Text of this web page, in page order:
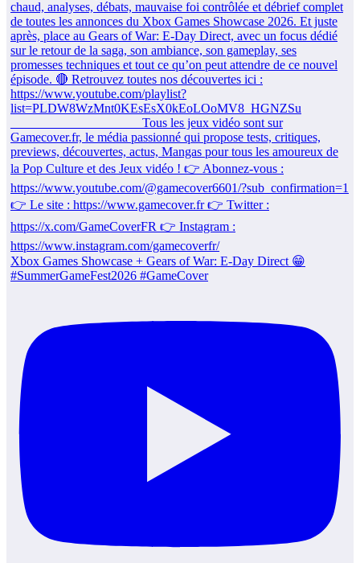
Xbox Games Showcase + Gears of War: E-Day Direct 😁
#SummerGameFest2026 #GameCover